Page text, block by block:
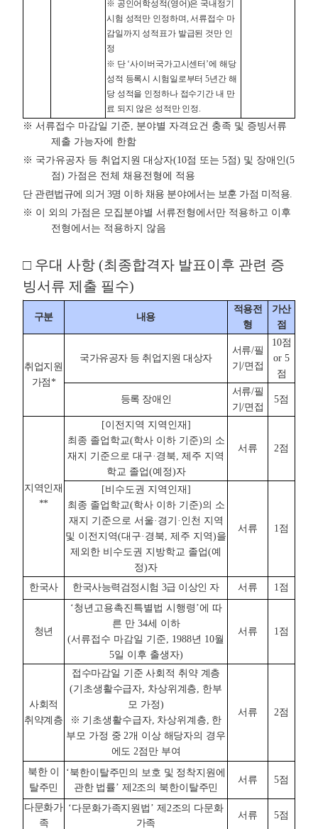
※ 공인어학성적(영어)은 국내정기
시험 성적만 인정하며, 서류접수 마
감일까지 성적표가 발급된 것만 인
정
※ 단 ‘사이버국가고시센터’에 해당
성적 등록시 시험일로부터 5년간 해
당 성적을 인정하나 접수기간 내 만
료 되지 않은 성적만 인정.
※ 서류접수 마감일 기준, 분야별 자격요건 충족 및 증빙서류
제출 가능자에 한함
※ 국가유공자 등 취업지원 대상자(10점 또는 5점) 및 장애인(5
점) 가점은 전체 채용전형에 적용
단 관련법규에 의거 3명 이하 채용 분야에서는 보훈 가점 미적용.
※ 이 외의 가점은 모집분야별 서류전형에서만 적용하고 이후
전형에서는 적용하지 않음
□ 우대 사항 (최종합격자 발표이후 관련 증
빙서류 제출 필수)
구분 내용
적용전
형
가산
점
취업지원
가점*
국가유공자 등 취업지원 대상자
서류/필
기/면접
10점
or 5
점
등록 장애인
서류/필
기/면접
5점
지역인재
**
[이전지역 지역인재]
최종 졸업학교(학사 이하 기준)의 소
재지 기준으로 대구·경북, 제주 지역
학교 졸업(예정)자
서류 2점
[비수도권 지역인재]
최종 졸업학교(학사 이하 기준)의 소
재지 기준으로 서울·경기·인천 지역
및 이전지역(대구·경북, 제주 지역)을
제외한 비수도권 지방학교 졸업(예
정)자
서류 1점
한국사 한국사능력검정시험 3급 이상인 자 서류 1점
청년
‘청년고용촉진특별법 시행령’에 따
른 만 34세 이하
(서류접수 마감일 기준, 1988년 10월
5일 이후 출생자)
서류 1점
사회적
취약계층
접수마감일 기준 사회적 취약 계층
(기초생활수급자, 차상위계층, 한부
모 가정)
※ 기초생활수급자, 차상위계층, 한
부모 가정 중 2개 이상 해당자의 경우
에도 2점만 부여
서류 2점
북한 이
탈주민
‘북한이탈주민의 보호 및 정착지원에
관한 법률’ 제2조의 북한이탈주민
서류 5점
다문화가
족
‘다문화가족지원법’ 제2조의 다문화
가족
서류 5점